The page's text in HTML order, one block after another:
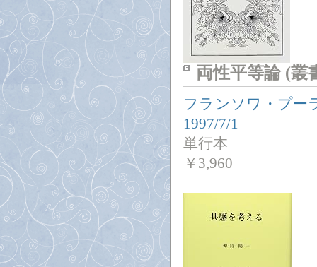
両性平等論 (叢
フランソワ・プー
1997/7/1
単行本
￥ 3,960